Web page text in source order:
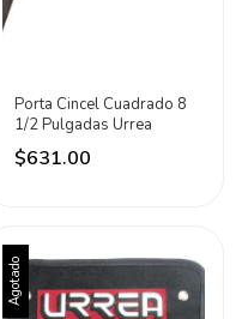
Porta Cincel Cuadrado 8
1/2 Pulgadas Urrea
$631.00
Agotado